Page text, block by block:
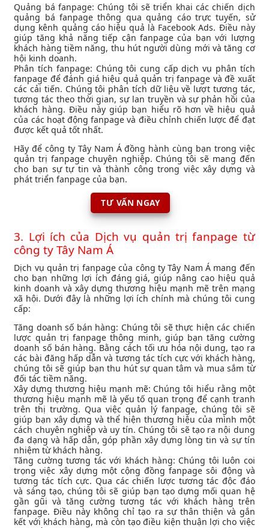
Quảng bá fanpage: Chúng tôi sẽ triển khai các chiến dịch
quảng bá fanpage thông qua quảng cáo trực tuyến, sử
dụng kênh quảng cáo hiệu quả là Facebook Ads. Điều này
giúp tăng khả năng tiếp cận fanpage của bạn với lượng
khách hàng tiềm năng, thu hút người dùng mới và tăng cơ
hội kinh doanh.
Phân tích fanpage: Chúng tôi cung cấp dịch vụ phân tích
fanpage để đánh giá hiệu quả quản trị fanpage và đề xuất
các cải tiến. Chúng tôi phân tích dữ liệu về lượt tương tác,
tương tác theo thời gian, sự lan truyền và sự phản hồi của
khách hàng. Điều này giúp bạn hiểu rõ hơn về hiệu quả
của các hoạt động fanpage và điều chỉnh chiến lược để đạt
được kết quả tốt nhất.
Hãy để công ty Tây Nam Á đồng hành cùng bạn trong việc
quản trị fanpage chuyên nghiệp. Chúng tôi sẽ mang đến
cho bạn sự tự tin và thành công trong việc xây dựng và
phát triển fanpage của bạn.
TƯ VẤN NGAY
3. Lợi ích của Dịch vụ quản trị fanpage từ
công ty Tây Nam Á
Dịch vụ quản trị fanpage của công ty Tây Nam Á mang đến
cho bạn những lợi ích đáng giá, giúp nâng cao hiệu quả
kinh doanh và xây dựng thương hiệu mạnh mẽ trên mạng
xã hội. Dưới đây là những lợi ích chính mà chúng tôi cung
cấp:
Tăng doanh số bán hàng: Chúng tôi sẽ thực hiện các chiến
lược quản trị fanpage thông minh, giúp bạn tăng cường
doanh số bán hàng. Bằng cách tối ưu hóa nội dung, tạo ra
các bài đăng hấp dẫn và tương tác tích cực với khách hàng,
chúng tôi sẽ giúp bạn thu hút sự quan tâm và mua sắm từ
đối tác tiềm năng.
Xây dựng thương hiệu mạnh mẽ: Chúng tôi hiểu rằng một
thương hiệu mạnh mẽ là yếu tố quan trọng để cạnh tranh
trên thị trường. Qua việc quản lý fanpage, chúng tôi sẽ
giúp bạn xây dựng và thể hiện thương hiệu của mình một
cách chuyên nghiệp và uy tín. Chúng tôi sẽ tạo ra nội dung
đa dạng và hấp dẫn, góp phần xây dựng lòng tin và sự tín
nhiệm từ khách hàng.
Tăng cường tương tác với khách hàng: Chúng tôi luôn coi
trọng việc xây dựng một cộng đồng fanpage sôi động và
tương tác tích cực. Qua các chiến lược tương tác độc đáo
và sáng tạo, chúng tôi sẽ giúp bạn tạo dựng mối quan hệ
gần gũi và tăng cường tương tác với khách hàng trên
fanpage. Điều này không chỉ tạo ra sự thân thiện và gắn
kết với khách hàng, mà còn tạo điều kiện thuận lợi cho việc